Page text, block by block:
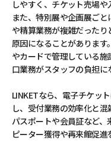
しやすく、チケット売場や
また、特別展や企画展ご
や精算業務が複雑だった
原因になることがありま
やカードで管理している
口業務がスタッフの負担に
LINKETなら、電子チケッ
し、受付業務の効率化と
パスポートや会員証など、
ピーター獲得や再来館促進